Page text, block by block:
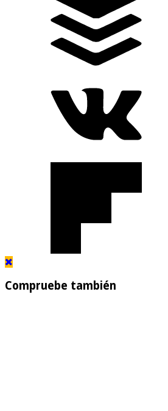
Compruebe también